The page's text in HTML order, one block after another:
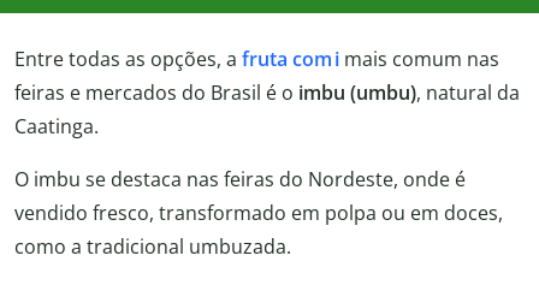
Entre todas as opções, a fruta com i mais comum nas
feiras e mercados do Brasil é o imbu (umbu), natural da
Caatinga.
O imbu se destaca nas feiras do Nordeste, onde é
vendido fresco, transformado em polpa ou em doces,
como a tradicional umbuzada.